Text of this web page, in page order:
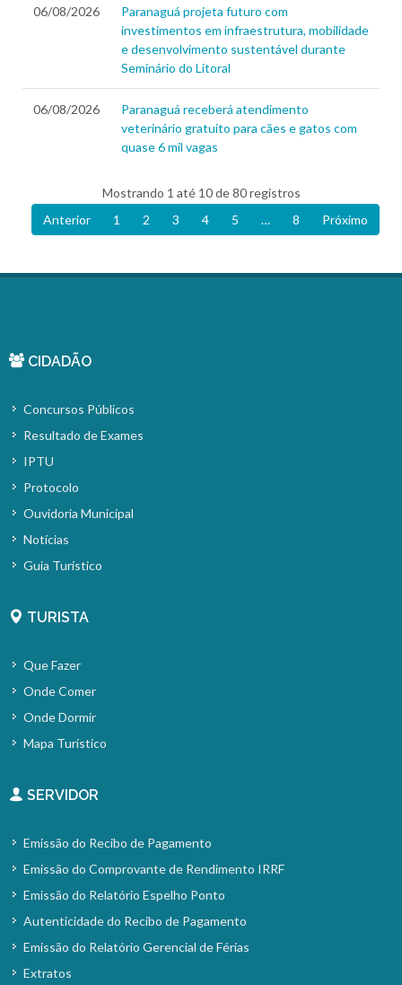
06/08/2026
Paranaguá projeta futuro com
investimentos em infraestrutura, mobilidade
e desenvolvimento sustentável durante
Seminário do Litoral
06/08/2026
Paranaguá receberá atendimento
veterinário gratuito para cães e gatos com
quase 6 mil vagas
Mostrando 1 até 10 de 80 registros
Anterior
1 2 3 4 5 … 8 Próximo
CIDADÃO
Concursos Públicos
Resultado de Exames
IPTU
Protocolo
Ouvidoria Municipal
Notícias
Guia Turístico
TURISTA
Que Fazer
Onde Comer
Onde Dormir
Mapa Turístico
SERVIDOR
Emissão do Recibo de Pagamento
Emissão do Comprovante de Rendimento IRRF
Emissão do Relatório Espelho Ponto
Autenticidade do Recibo de Pagamento
Emissão do Relatório Gerencial de Férias
Extratos